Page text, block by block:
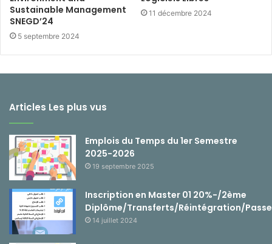
Sustainable Management
SNEGD’24
5 septembre 2024
11 décembre 2024
Articles Les plus vus
Emplois du Temps du 1er Semestre
2025-2026
19 septembre 2025
Inscription en Master 01 20%-/2ème
Diplôme/Transferts/Réintégration/
14 juillet 2024